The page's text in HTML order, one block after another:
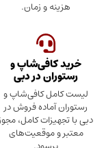
و
در دبی
و
فروش در
کامل، مجوز
رزرو
آمریکا و
خدمات وقت
در دبی و وقت
در دبی با
مطمئن و